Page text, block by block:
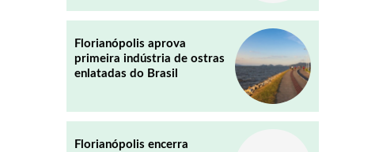
Florianópolis aprova
primeira indústria de ostras
enlatadas do Brasil
Florianópolis encerra